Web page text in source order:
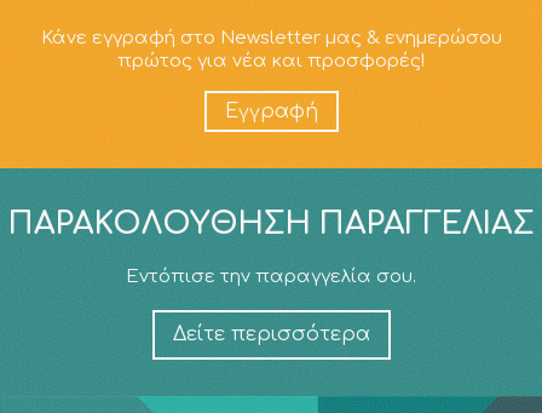
Κάνε εγγραφή στο Newsletter μας & ενημερώσου
πρώτος για νέα και προσφορές!
Εγγραφή
ΠΑΡΑΚΟΛΟΎΘΗΣΗ ΠΑΡΑΓΓΕΛΊΑΣ
Εντόπισε την παραγγελία σου.
Δείτε περισσότερα